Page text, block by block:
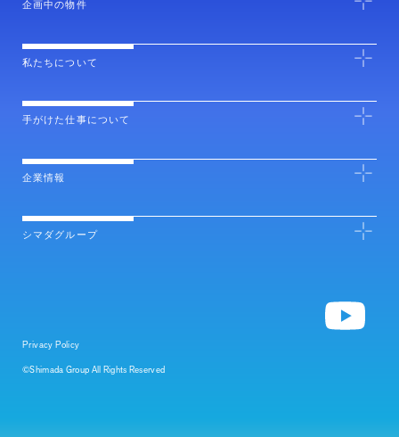
企画中の物件
私たちについて
手がけた仕事について
企業情報
シマダグループ
Privacy Policy
©Shimada Group All Rights Reserved